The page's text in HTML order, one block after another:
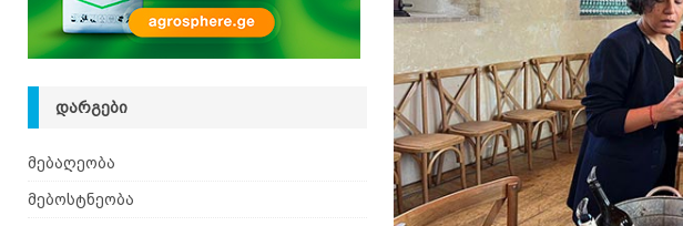
ᲓᲐᲠᲒᲔᲑᲘ
მებაღეობა
მებოსტნეობა